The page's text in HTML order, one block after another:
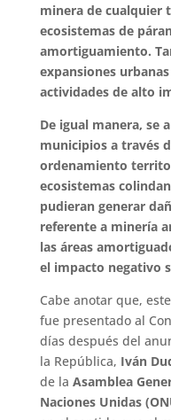
minera de cualquier
ecosistemas de
amortiguamiento.
expansiones
actividades de alto
De igual manera, se
municipios a través
ordenamiento
ecosistemas
pudieran generar
referente a minería
las áreas
el impacto negativo
Cabe anotar que,
fue presentado al
días después del
la República, Iván
de la Asamblea
Naciones Unidas